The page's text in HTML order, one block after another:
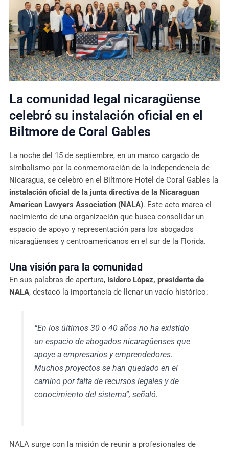
La comunidad legal nicaragüense
celebró su instalación oficial en el
Biltmore de Coral Gables
La noche del 15 de septiembre, en un marco cargado de
simbolismo por la conmemoración de la independencia de
Nicaragua, se celebró en el Biltmore Hotel de Coral Gables la
instalación oficial de la junta directiva de la Nicaraguan
American Lawyers Association (NALA). Este acto marca el
nacimiento de una organización que busca consolidar un
espacio de apoyo y representación para los abogados
nicaragüenses y centroamericanos en el sur de la Florida.
Una visión para la comunidad
En sus palabras de apertura, Isidoro López, presidente de
NALA, destacó la importancia de llenar un vacío histórico:
“En los últimos 30 o 40 años no ha existido
un espacio de abogados nicaragüenses que
apoye a empresarios y emprendedores.
Muchos proyectos se han quedado en el
camino por falta de recursos legales y de
conocimiento del sistema”, señaló.
NALA surge con la misión de reunir a profesionales de